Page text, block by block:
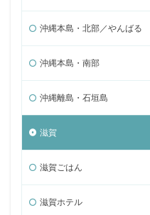
沖縄本島・北部／やんばる
沖縄本島・南部
沖縄離島・石垣島
滋賀
滋賀ごはん
滋賀ホテル